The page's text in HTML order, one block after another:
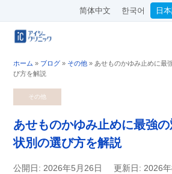
简体中文 한국어 日
ホーム » ブログ » その他 » あせものかゆみ止めに最
び方を解説
その他
あせものかゆみ止めに最強
状別の選び方を解説
公開日: 2026年5月26日 更新日: 2026